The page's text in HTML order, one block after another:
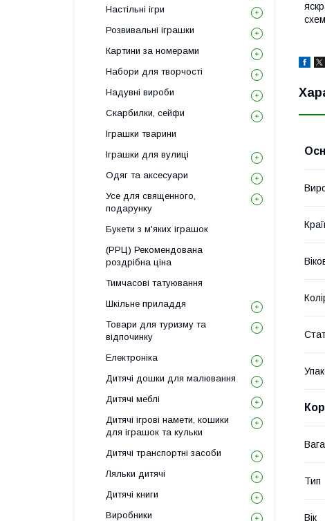
Тип
Вік
Настільні ігри
Розвивальні іграшки
Картини за номерами
Набори для творчості
Надувні вироби
Скарбилки, сейфи
Іграшки тварини
Іграшки для вулиці
Одяг та аксесуари
Усе для священного,
подарунку
Букети з м'яких іграшок
(РРЦ) Рекомендована
роздрібна ціна
Тимчасові татуювання
Шкільне приладдя
Товари для туризму та
відпочинку
Електроніка
Дитячі дошки для малювання
Дитячі меблі
Дитячі ігрові намети, кошики
для іграшок та кульки
Дитячі транспортні засоби
Ляльки дитячі
Дитячі книги
Виробники